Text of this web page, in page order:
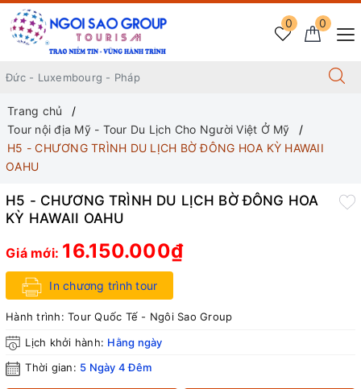
0
0
Trang chủ
Tour nội địa Mỹ - Tour Du Lịch Cho Người Việt Ở Mỹ
H5 - CHƯƠNG TRÌNH DU LỊCH BỜ ĐÔNG HOA KỲ HAWAII
OAHU
H5 - CHƯƠNG TRÌNH DU LỊCH BỜ ĐÔNG HOA
KỲ HAWAII OAHU
Giá mới: 16.150.000₫
In chương trình tour
Hành trình: Tour Quốc Tế - Ngôi Sao Group
Lịch khởi hành: Hằng ngày
Thời gian: 5 Ngày 4 Đêm